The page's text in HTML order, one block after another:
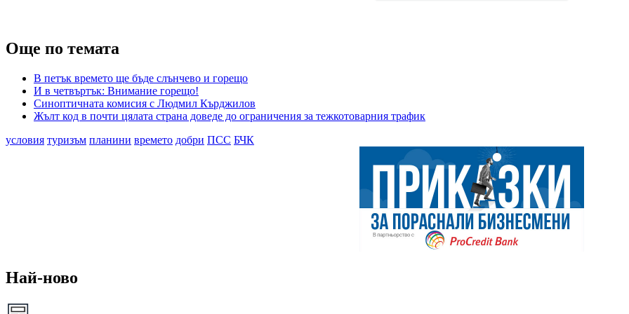
Още по темата
В петък времето ще бъде слънчево и горещо
И в четвъртък: Внимание горещо!
Синоптичната комисия с Людмил Кърджилов
Жълт код в почти цялата страна доведе до ограничения за тежкотоварния трафик
условия туризъм планини времето добри ПСС БЧК
Най-ново